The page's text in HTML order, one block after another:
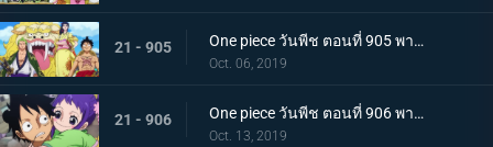
21 - 905 One piece วันพีช ตอนที่ 905 พากย์ไทย การชิงโอทามะคืน! ศึกอันดุเดือดกับโฮลด์เดม!
Oct. 06, 2019
21 - 906 One piece วันพีช ตอนที่ 906 พากย์ไทย ดวลตัวต่อตัว ระหว่างหมอผีกับหมอแห่งความตาย!
Oct. 13, 2019